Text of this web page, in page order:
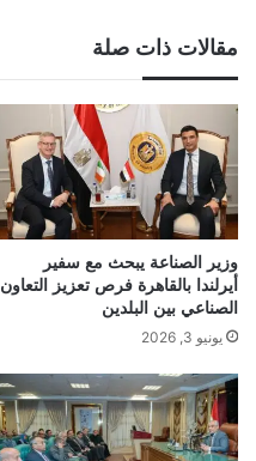
مقالات ذات صلة
وزير الصناعة يبحث مع سفير
أيرلندا بالقاهرة فرص تعزيز التعاون
الصناعي بين البلدين
يونيو 3, 2026